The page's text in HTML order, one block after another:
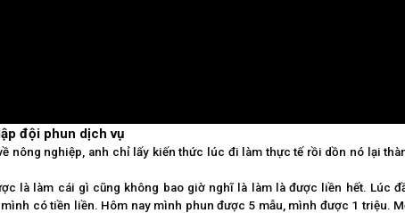
đội phun dịch vụ
nông nghiệp, anh chỉ lấy kiến thức lúc đi làm thực tế rồi dồn nó lại
là làm cái gì cũng không bao giờ nghĩ là làm là được liền hết. Lúc
có tiền liền. Hôm nay mình phun được 5 mẫu, mình được 1 triệu.